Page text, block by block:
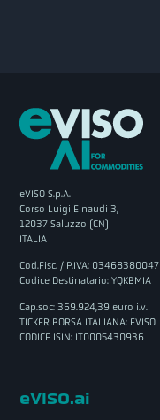
eVISO S.p.A.
Corso Luigi Einaudi 3,
12037 Saluzzo (CN)
ITALIA
Cod.Fisc. / P.IVA: 03468380047
Codice Destinatario: YQKBMIA
Cap.soc: 369.924,39 euro i.v.
TICKER BORSA ITALIANA: EVISO
CODICE ISIN: IT0005430936
eVISO.ai